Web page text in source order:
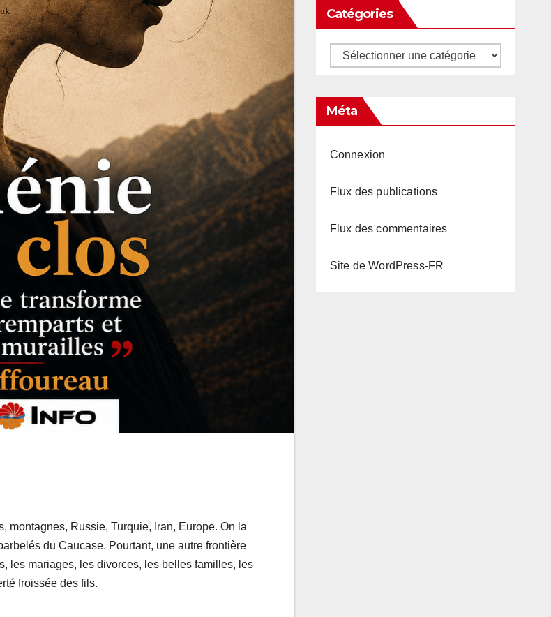
montagnes, Russie, Turquie, Iran, Europe. On la
du Caucase. Pourtant, une autre frontière
les mariages, les divorces, les belles familles, les
froissée des fils.
Catégories
Catégories
Méta
Connexion
Flux des publications
Flux des commentaires
Site de WordPress-FR